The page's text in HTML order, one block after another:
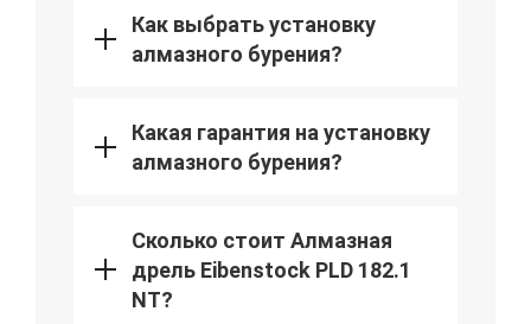
Как выбрать установку
алмазного бурения?
Какая гарантия на установку
алмазного бурения?
Сколько стоит Алмазная
дрель Eibenstock PLD 182.1
NT?